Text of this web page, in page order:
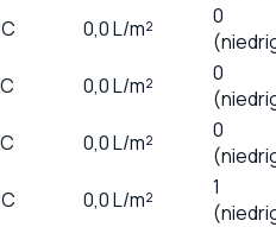
0,0L/m²
0
0,0L/m²
0
0,0L/m²
0
0,0L/m²
1